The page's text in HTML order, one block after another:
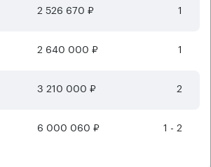
2 526 670 ₽ 1
2 640 000 ₽ 1
3 210 000 ₽ 2
6 000 060 ₽ 1 - 2